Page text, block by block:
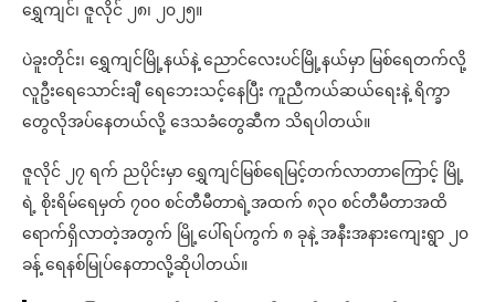
ရွှေကျင်၊ ဇူလိုင် ၂၈၊ ၂၀၂၅။
ပဲခူးတိုင်း၊ ရွှေကျင်မြို့နယ်နဲ့ ညောင်လေးပင်မြို့နယ်မှာ မြစ်ရေတက်လို့
လူဦးရေသောင်းချီ ရေဘေးသင့်နေပြီး ကူညီကယ်ဆယ်ရေးနဲ့ ရိက္ခာ
တွေလိုအပ်နေတယ်လို့ ဒေသခံတွေဆီက သိရပါတယ်။
ဇူလိုင် ၂၇ ရက် ညပိုင်းမှာ ရွှေကျင်မြစ်ရေမြင့်တက်လာတာကြောင့် မြို့
ရဲ့ စိုးရိမ်ရေမှတ် ၇၀၀ စင်တီမီတာရဲ့အထက် ၈၃၀ စင်တီမီတာအထိ
ရောက်ရှိလာတဲ့အတွက် မြို့ပေါ်ရပ်ကွက် ၈ ခုနဲ့ အနီးအနားကျေးရွာ ၂၀
ခန့် ရေနစ်မြုပ်နေတာလို့ဆိုပါတယ်။